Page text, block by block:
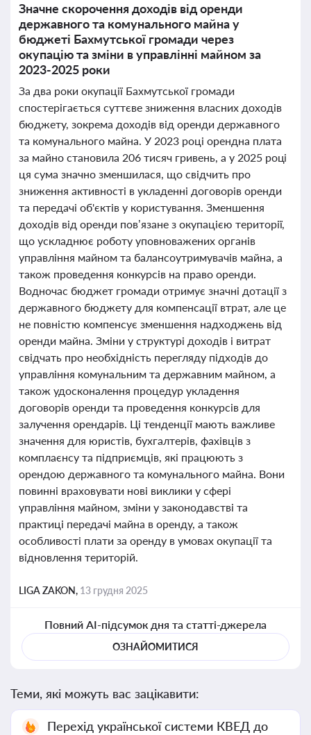
Значне скорочення доходів від оренди
державного та комунального майна у
бюджеті Бахмутської громади через
окупацію та зміни в управлінні майном за
2023-2025 роки
За два роки окупації Бахмутської громади
спостерігається суттєве зниження власних доходів
бюджету, зокрема доходів від оренди державного
та комунального майна. У 2023 році орендна плата
за майно становила 206 тисяч гривень, а у 2025 році
ця сума значно зменшилася, що свідчить про
зниження активності в укладенні договорів оренди
та передачі об'єктів у користування. Зменшення
доходів від оренди пов’язане з окупацією території,
що ускладнює роботу уповноважених органів
управління майном та балансоутримувачів майна, а
також проведення конкурсів на право оренди.
Водночас бюджет громади отримує значні дотації з
державного бюджету для компенсації втрат, але це
не повністю компенсує зменшення надходжень від
оренди майна. Зміни у структурі доходів і витрат
свідчать про необхідність перегляду підходів до
управління комунальним та державним майном, а
також удосконалення процедур укладення
договорів оренди та проведення конкурсів для
залучення орендарів. Ці тенденції мають важливе
значення для юристів, бухгалтерів, фахівців з
комплаєнсу та підприємців, які працюють з
орендою державного та комунального майна. Вони
повинні враховувати нові виклики у сфері
управління майном, зміни у законодавстві та
практиці передачі майна в оренду, а також
особливості плати за оренду в умовах окупації та
відновлення територій.
LIGA ZAKON, 13 грудня 2025
Повний AI-підсумок дня та статті-джерела
ОЗНАЙОМИТИСЯ
Теми, які можуть вас зацікавити:
Перехід української системи КВЕД до